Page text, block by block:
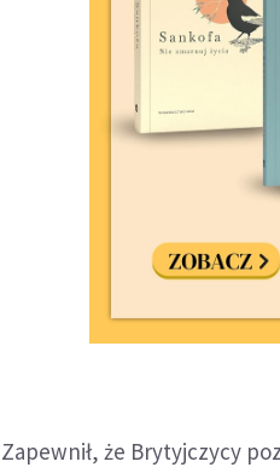
Zapewnił, że Brytyjczycy